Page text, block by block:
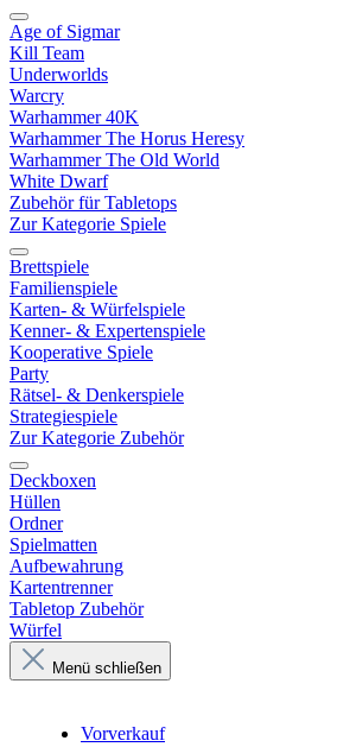
Age of Sigmar
Kill Team
Underworlds
Warcry
Warhammer 40K
Warhammer The Horus Heresy
Warhammer The Old World
White Dwarf
Zubehör für Tabletops
Zur Kategorie Spiele
Brettspiele
Familienspiele
Karten- & Würfelspiele
Kenner- & Expertenspiele
Kooperative Spiele
Party
Rätsel- & Denkerspiele
Strategiespiele
Zur Kategorie Zubehör
Deckboxen
Hüllen
Ordner
Spielmatten
Aufbewahrung
Kartentrenner
Tabletop Zubehör
Würfel
Menü schließen
Vorverkauf